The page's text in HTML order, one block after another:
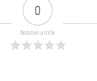
0
Notation article